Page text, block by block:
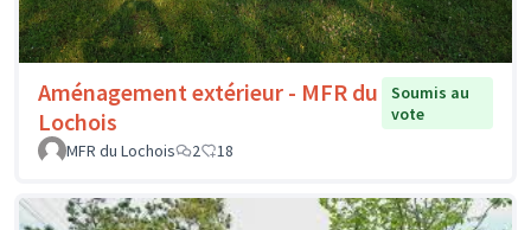
Aménagement extérieur - MFR du
Lochois
Soumis au
vote
MFR du Lochois
2 18